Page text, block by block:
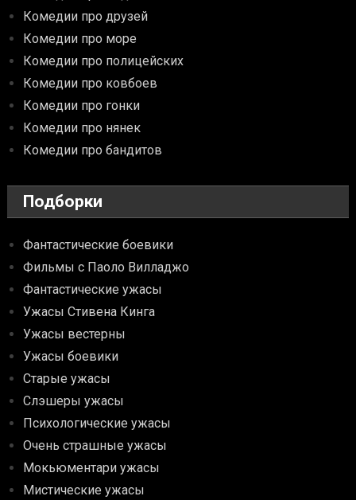
Комедии про друзей
Комедии про море
Комедии про полицейских
Комедии про ковбоев
Комедии про гонки
Комедии про нянек
Комедии про бандитов
Подборки
Фантастические боевики
Фильмы с Паоло Вилладжо
Фантастические ужасы
Ужасы Стивена Кинга
Ужасы вестерны
Ужасы боевики
Старые ужасы
Слэшеры ужасы
Психологические ужасы
Очень страшные ужасы
Мокьюментари ужасы
Мистические ужасы